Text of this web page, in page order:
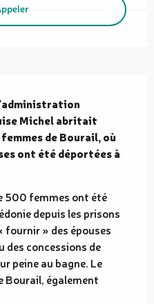
Michel abritait
de Bourail, où
ont été déportées à
500 femmes ont été
depuis les prisons
fournir » des épouses
des concessions de
peine au bagne. Le
Bourail, également